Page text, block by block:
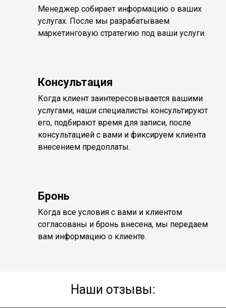
Менеджер собирает информацию о ваших
услугах. После мы разрабатываем
маркетинговую стратегию под ваши услуги.
Консультация
Когда клиент заинтересовывается вашими
услугами, наши специалисты консультируют
его, подбирают время для записи, после
консультацией с вами и фиксируем клиента
внесением предоплаты.
Бронь
Когда все условия с вами и клиентом
согласованы и бронь внесена, мы передаем
вам информацию о клиенте.
Наши отзывы: